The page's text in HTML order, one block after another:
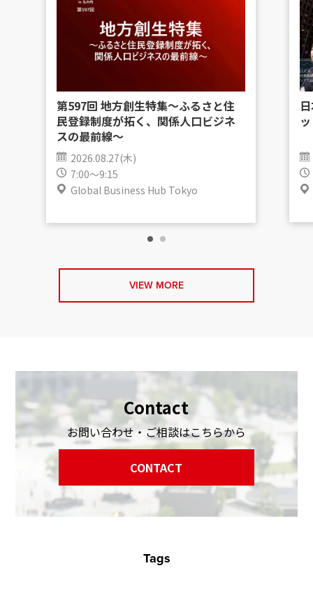
第597回 地方創生特集〜ふるさと住
民登録制度が拓く、関係人口ビジネ
スの最前線〜
2026.08.27(木)
7:00～9:15
Global Business Hub Tokyo
VIEW MORE
Contact
お問い合わせ・ご相談はこちらから
CONTACT
Tags